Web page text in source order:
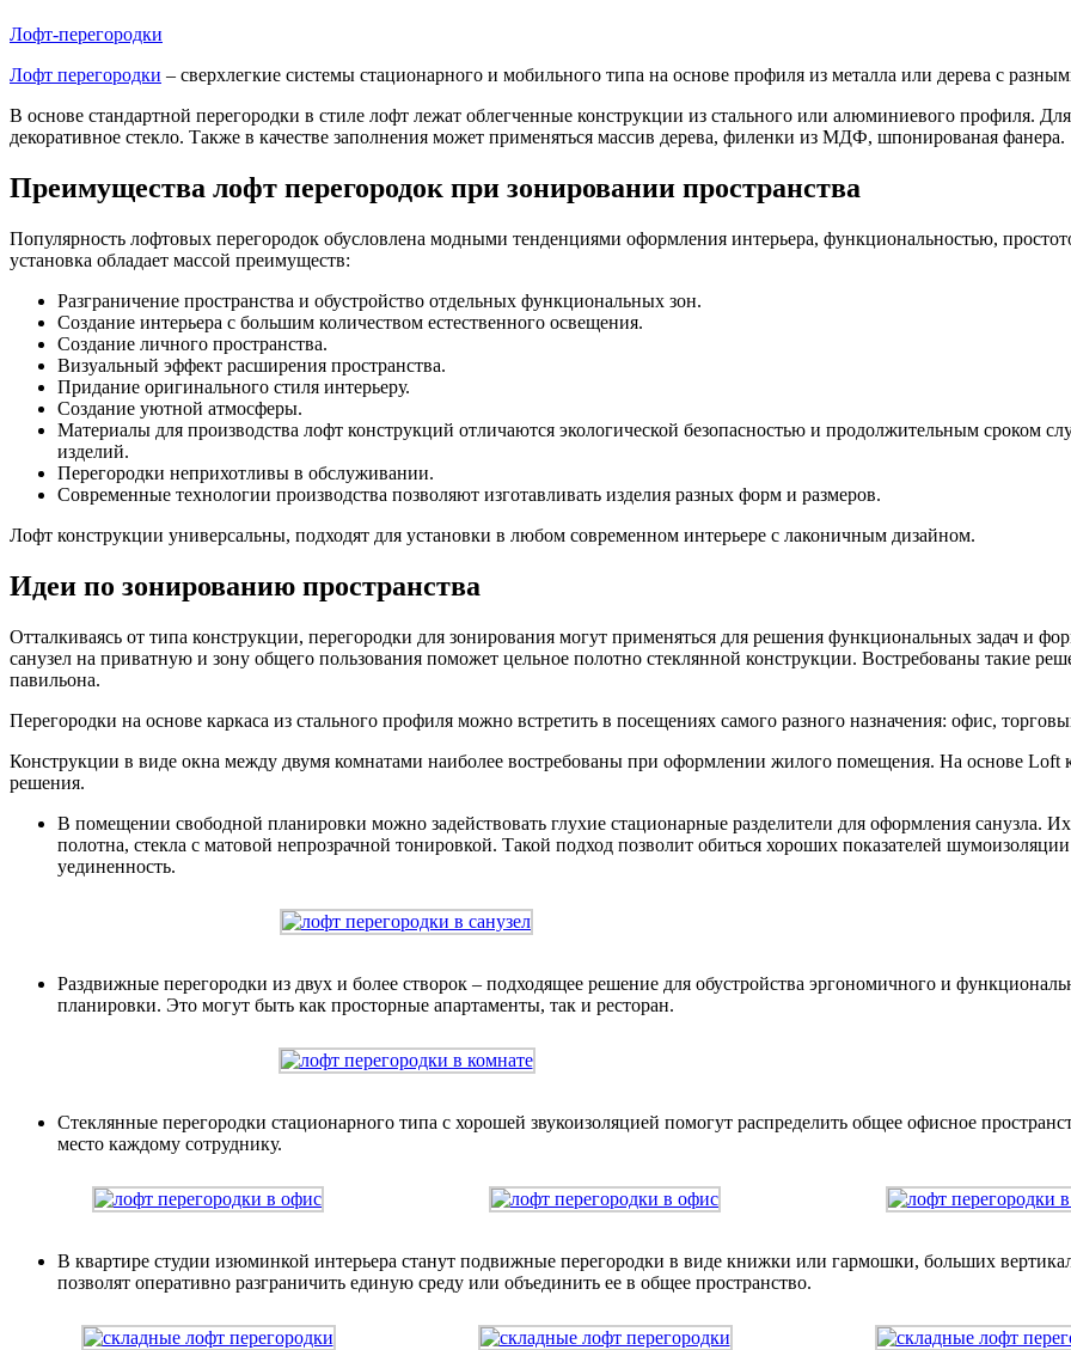
Лофт-перегородки
Лофт перегородки – сверхлегкие системы стационарного и мобильного типа на основе профиля из металла или дерева с
В основе стандартной перегородки в стиле лофт лежат облегченные конструкции из стального или алюминиевого профиля.
декоративное стекло. Также в качестве заполнения может применяться массив дерева, филенки из МДФ, шпонированая фанера.
Преимущества лофт перегородок при зонировании пространства
Популярность лофтовых перегородок обусловлена модными тенденциями оформления интерьера, функциональностью,
установка обладает массой преимуществ:
Разграничение пространства и обустройство отдельных функциональных зон.
Создание интерьера с большим количеством естественного освещения.
Создание личного пространства.
Визуальный эффект расширения пространства.
Придание оригинального стиля интерьеру.
Создание уютной атмосферы.
Материалы для производства лофт конструкций отличаются экологической безопасностью и продолжительным сроком
изделий.
Перегородки неприхотливы в обслуживании.
Современные технологии производства позволяют изготавливать изделия разных форм и размеров.
Лофт конструкции универсальны, подходят для установки в любом современном интерьере с лаконичным дизайном.
Идеи по зонированию пространства
Отталкиваясь от типа конструкции, перегородки для зонирования могут применяться для решения функциональных задач и
санузел на приватную и зону общего пользования поможет цельное полотно стеклянной конструкции. Востребованы такие
павильона.
Перегородки на основе каркаса из стального профиля можно встретить в посещениях самого разного назначения: офис,
Конструкции в виде окна между двумя комнатами наиболее востребованы при оформлении жилого помещения. На основе
решения.
В помещении свободной планировки можно задействовать глухие стационарные разделители для оформления санузла.
полотна, стекла с матовой непрозрачной тонировкой. Такой подход позволит обиться хороших показателей
уединенность.
Раздвижные перегородки из двух и более створок – подходящее решение для обустройства эргономичного и
планировки. Это могут быть как просторные апартаменты, так и ресторан.
Стеклянные перегородки стационарного типа с хорошей звукоизоляцией помогут распределить общее офисное
место каждому сотруднику.
В квартире студии изюминкой интерьера станут подвижные перегородки в виде книжки или гармошки, больших
позволят оперативно разграничить единую среду или объединить ее в общее пространство.